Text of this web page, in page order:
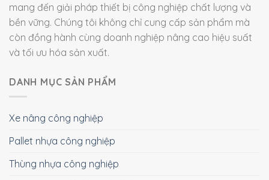
mang đến giải pháp thiết bị công nghiệp chất lượng và
bền vững. Chúng tôi không chỉ cung cấp sản phẩm mà
còn đồng hành cùng doanh nghiệp nâng cao hiệu suất
và tối ưu hóa sản xuất.
DANH MỤC SẢN PHẨM
Xe nâng công nghiệp
Pallet nhựa công nghiệp
Thùng nhựa công nghiệp